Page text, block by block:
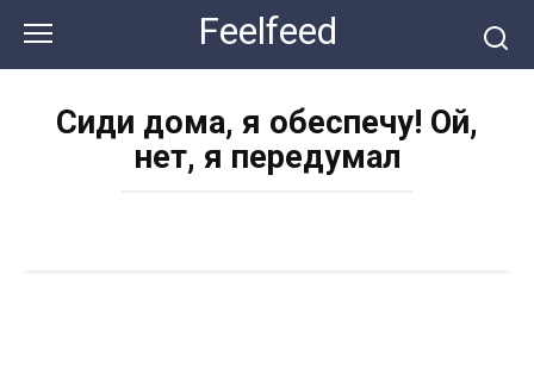
контенту
Feelfeed
Сиди дома, я обеспечу! Ой,
нет, я передумал